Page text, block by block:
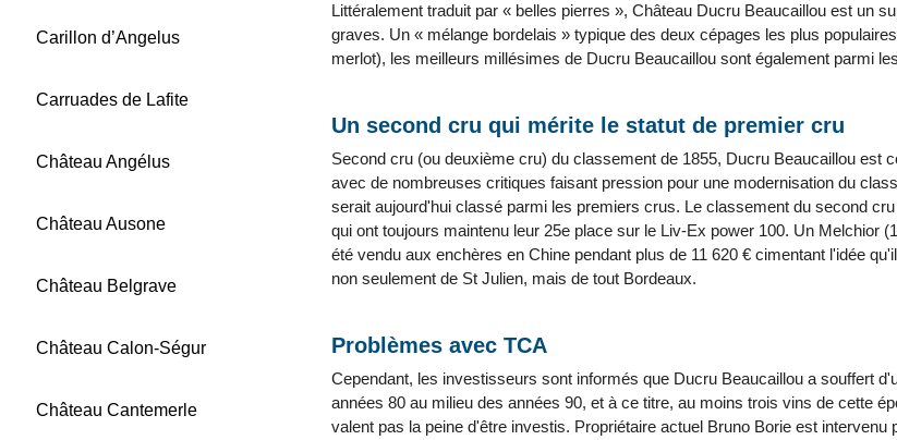
Carillon d’Angelus
Carruades de Lafite
Château Angélus
Château Ausone
Château Belgrave
Château Calon-Ségur
Château Cantemerle
Littéralement traduit par « belles pierres », Château Ducru Beaucaillou est un
graves. Un « mélange bordelais » typique des deux cépages les plus
merlot), les meilleurs millésimes de Ducru Beaucaillou sont également parmi
Un second cru qui mérite le statut de premier cru
Second cru (ou deuxième cru) du classement de 1855, Ducru Beaucaillou est
avec de nombreuses critiques faisant pression pour une modernisation du
serait aujourd'hui classé parmi les premiers crus. Le classement du second
qui ont toujours maintenu leur 25e place sur le Liv-Ex power 100. Un Melchior
été vendu aux enchères en Chine pendant plus de 11 620 € cimentant l'idée
non seulement de St Julien, mais de tout Bordeaux.
Problèmes avec TCA
Cependant, les investisseurs sont informés que Ducru Beaucaillou a souffert
années 80 au milieu des années 90, et à ce titre, au moins trois vins de cette
valent pas la peine d'être investis. Propriétaire actuel Bruno Borie est